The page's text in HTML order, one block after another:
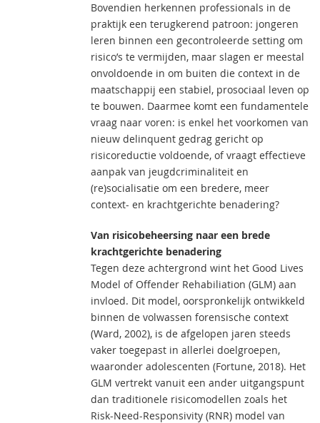
Bovendien herkennen professionals in de
praktijk een terugkerend patroon: jongeren
leren binnen een gecontroleerde setting om
risico’s te vermijden, maar slagen er meestal
onvoldoende in om buiten die context in de
maatschappij een stabiel, prosociaal leven op
te bouwen. Daarmee komt een fundamentele
vraag naar voren: is enkel het voorkomen van
nieuw delinquent gedrag gericht op
risicoreductie voldoende, of vraagt effectieve
aanpak van jeugdcriminaliteit en
(re)socialisatie om een bredere, meer
context- en krachtgerichte benadering?
Van risicobeheersing naar een brede
krachtgerichte benadering
Tegen deze achtergrond wint het Good Lives
Model of Offender Rehabiliation (GLM) aan
invloed. Dit model, oorspronkelijk ontwikkeld
binnen de volwassen forensische context
(Ward, 2002), is de afgelopen jaren steeds
vaker toegepast in allerlei doelgroepen,
waaronder adolescenten (Fortune, 2018). Het
GLM vertrekt vanuit een ander uitgangspunt
dan traditionele risicomodellen zoals het
Risk-Need-Responsivity (RNR) model van